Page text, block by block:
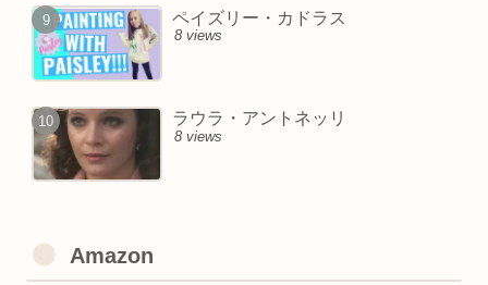
ペイズリー・カドラス
8 views
ラウラ・アントネッリ
8 views
Amazon